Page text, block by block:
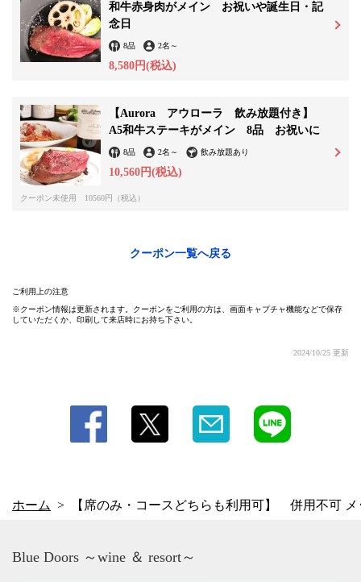
和牛赤身肉がメイン お祝いや誕生日・記
念日
8品 2名 ～
8,580円(税込)
【Aurora アウローラ 飲み放題付き】
A5和牛ステーキがメイン 8品 お祝いに
8品 2名 ～ 飲み放題あり
10,560円(税込)
クーポン未使用 10560円（税込）
クーポン一覧へ戻る
ご利用上の注意
クーポン情報は更新されます。クーポンをご利用の方は、画面キャプチャ機能などで保存
していただくか、印刷して来店時にお持ち下さい。
2024/10/25 更新
ホーム 【席のみ・コースどちらも利用可】 併用不可
千葉県市川市八幡３-27-22 ニューイーストビルM2F
https://bluedoors-motoyawata.owst.jp/coupons/33408698
お店情報をコピー
閉じる
Blue Doors ～wine ＆ resort～